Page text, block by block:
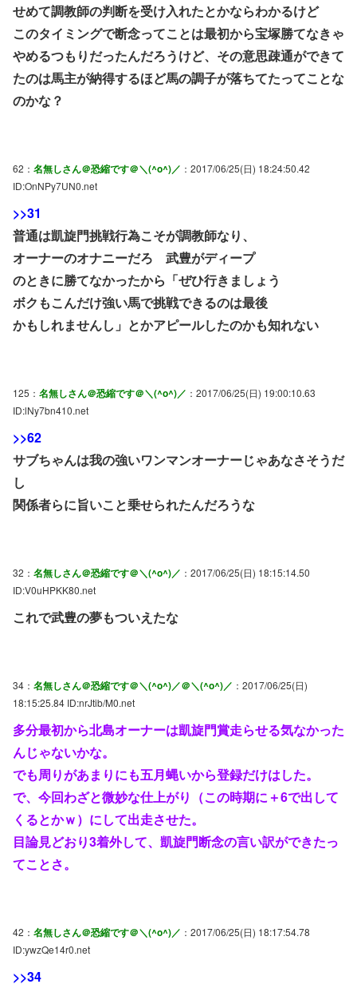
せめて調教師の判断を受け入れたとかならわかるけど
このタイミングで断念ってことは最初から宝塚勝てなきゃ
やめるつもりだったんだろうけど、その意思疎通ができて
たのは馬主が納得するほど馬の調子が落ちてたってことな
のかな？
62： 名無しさん＠恐縮です＠＼(^o^)／ ：2017/06/25(日) 18:24:50.42
ID:OnNPy7UN0.net
>>31
普通は凱旋門挑戦行為こそが調教師なり、
オーナーのオナニーだろ 武豊がディープ
のときに勝てなかったから「ぜひ行きましょう
ボクもこんだけ強い馬で挑戦できるのは最後
かもしれませんし」とかアピールしたのかも知れない
125： 名無しさん＠恐縮です＠＼(^o^)／ ：2017/06/25(日) 19:00:10.63
ID:lNy7bn410.net
>>62
サブちゃんは我の強いワンマンオーナーじゃあなさそうだ
し
関係者らに旨いこと乗せられたんだろうな
32： 名無しさん＠恐縮です＠＼(^o^)／ ：2017/06/25(日) 18:15:14.50
ID:V0uHPKK80.net
これで武豊の夢もついえたな
34： 名無しさん＠恐縮です＠＼(^o^)／＠＼(^o^)／ ：2017/06/25(日)
18:15:25.84 ID:nrJtib/M0.net
多分最初から北島オーナーは凱旋門賞走らせる気なかった
んじゃないかな。
でも周りがあまりにも五月蝿いから登録だけはした。
で、今回わざと微妙な仕上がり（この時期に＋6で出して
くるとかｗ）にして出走させた。
目論見どおり3着外して、凱旋門断念の言い訳ができたっ
てことさ。
42： 名無しさん＠恐縮です＠＼(^o^)／ ：2017/06/25(日) 18:17:54.78
ID:ywzQe14r0.net
>>34